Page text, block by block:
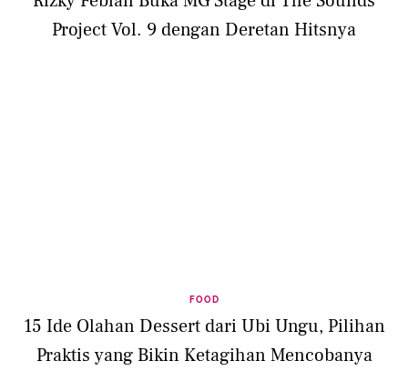
Project Vol. 9 dengan Deretan Hitsnya
FOOD
15 Ide Olahan Dessert dari Ubi Ungu, Pilihan
Praktis yang Bikin Ketagihan Mencobanya